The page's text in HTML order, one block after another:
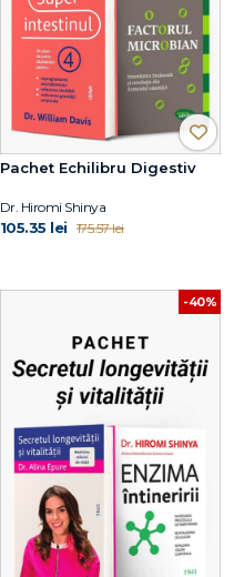
Pachet Echilibru Digestiv
Dr. Hiromi Shinya
105.35 lei 175.57 lei
-40%